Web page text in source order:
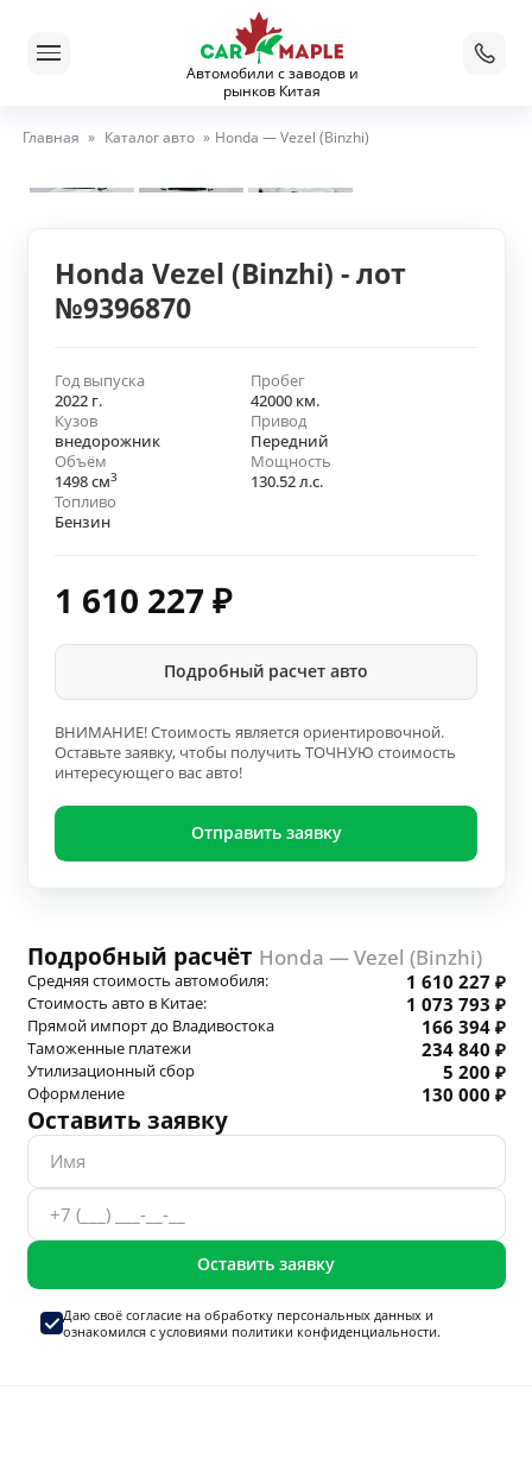
Автомобили с заводов и
рынков Китая
Главная » Каталог авто » Honda — Vezel (Binzhi)
Honda Vezel (Binzhi) - лот
№9396870
Год выпуска
2022 г.
Пробег
42000 км.
Кузов
внедорожник
Привод
Передний
Объём
1498 см3
Мощность
130.52 л.с.
Топливо
Бензин
1 610 227 ₽
Подробный расчет авто
ВНИМАНИЕ! Стоимость является ориентировочной.
Оставьте заявку, чтобы получить ТОЧНУЮ стоимость
интересующего вас авто!
Отправить заявку
Подробный расчёт Honda — Vezel (Binzhi)
Средняя стоимость автомобиля: 1 610 227 ₽
Стоимость авто в Китае: 1 073 793 ₽
Прямой импорт до Владивостока 166 394 ₽
Таможенные платежи 234 840 ₽
Утилизационный сбор 5 200 ₽
Оформление 130 000 ₽
Оставить заявку
Оставить заявку
Даю своё согласие на обработку персональных данныхи
ознакомился с условиями политики конфиденциальности.